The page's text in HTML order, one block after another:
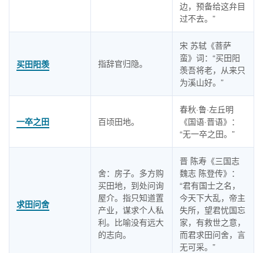
边，预备给这弁目
过不去。”
买田阳羡 指辞官归隐。
宋 苏轼《菩萨
蛮》词：“买田阳
羡吾将老，从来只
为溪山好。”
一卒之田 百顷田地。
春秋·鲁·左丘明
《国语·晋语》：
“无一卒之田。”
求田问舍
舍：房子。多方购
买田地，到处问询
屋介。指只知道置
产业，谋求个人私
利。比喻没有远大
的志向。
晋 陈寿《三国志
魏志 陈登传》：
“君有国士之名，
今天下大乱，帝主
失所，望君忧国忘
家，有救世之意，
而君求田问舍，言
无可采。”